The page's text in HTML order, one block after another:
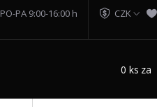
CZK
PO-PA 9:00-16:00 h
0 ks za